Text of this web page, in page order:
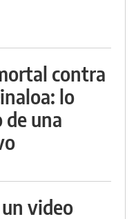
contra
lo
una
video